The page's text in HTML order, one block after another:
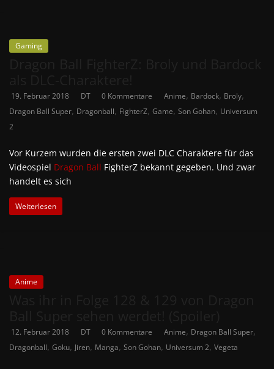
Gaming
19. Februar 2018 DT 0 Kommentare Anime, Bardock, Broly,
Dragon Ball Super, Dragonball, FighterZ, Game, Son Gohan, Universum
2
Vor Kurzem wurden die ersten zwei DLC Charaktere für das
Videospiel Dragon Ball FighterZ bekannt gegeben. Und zwar
handelt es sich
Weiterlesen
Anime
12. Februar 2018 DT 0 Kommentare Anime, Dragon Ball Super,
Dragonball, Goku, Jiren, Manga, Son Gohan, Universum 2, Vegeta